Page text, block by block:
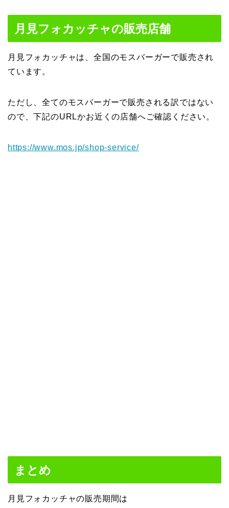
月見フォカッチャの販売店舗
月見フォカッチャは、全国のモスバーガーで販売され
ています。
ただし、全てのモスバーガーで販売される訳ではない
ので、下記のURLかお近くの店舗へご確認ください。
https://www.mos.jp/shop-service/
まとめ
月見フォカッチャの販売期間は